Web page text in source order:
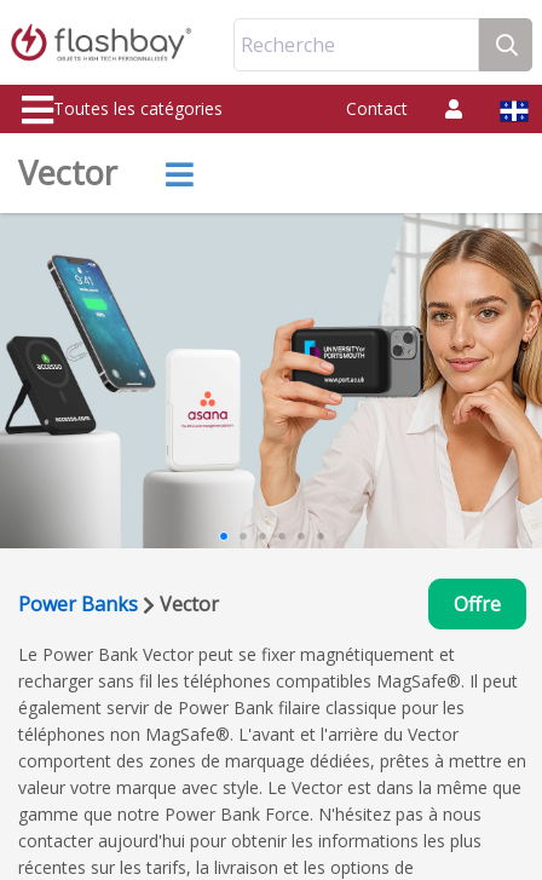
Recherche
Toutes les catégories Contact
Vector
Power Banks Vector Offre
Le Power Bank Vector peut se fixer magnétiquement et
recharger sans fil les téléphones compatibles MagSafe®. Il peut
également servir de Power Bank filaire classique pour les
téléphones non MagSafe®. L'avant et l'arrière du Vector
comportent des zones de marquage dédiées, prêtes à mettre en
valeur votre marque avec style. Le Vector est dans la même que
gamme que notre Power Bank Force. N'hésitez pas à nous
contacter aujourd'hui pour obtenir les informations les plus
récentes sur les tarifs, la livraison et les options de